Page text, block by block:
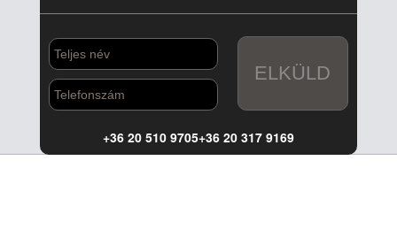
ELKÜLD
+36 20 510 9705+36 20 317 9169